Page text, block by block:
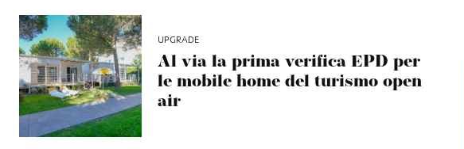
UPGRADE
Al via la prima verifica EPD per
le mobile home del turismo open
air